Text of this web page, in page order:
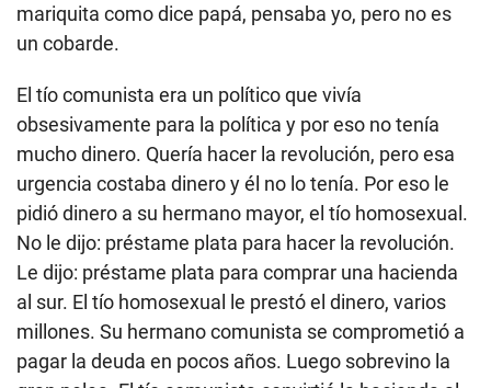
mariquita como dice papá, pensaba yo, pero no es
un cobarde.
El tío comunista era un político que vivía
obsesivamente para la política y por eso no tenía
mucho dinero. Quería hacer la revolución, pero esa
urgencia costaba dinero y él no lo tenía. Por eso le
pidió dinero a su hermano mayor, el tío homosexual.
No le dijo: préstame plata para hacer la revolución.
Le dijo: préstame plata para comprar una hacienda
al sur. El tío homosexual le prestó el dinero, varios
millones. Su hermano comunista se comprometió a
pagar la deuda en pocos años. Luego sobrevino la